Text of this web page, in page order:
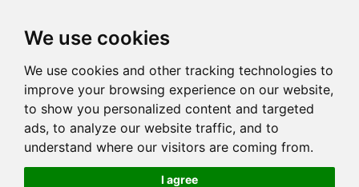
We use cookies
We use cookies and other tracking technologies to
improve your browsing experience on our website,
to show you personalized content and targeted
ads, to analyze our website traffic, and to
understand where our visitors are coming from.
I agree